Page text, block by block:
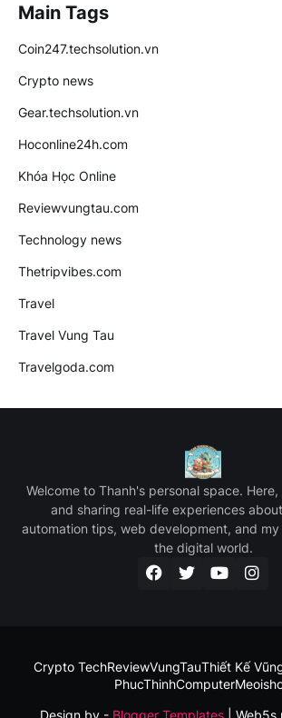
Main Tags
Coin247.techsolution.vn
Crypto news
Gear.techsolution.vn
Hoconline24h.com
Khóa Học Online
Reviewvungtau.com
Technology news
Thetripvibes.com
Travel
Travel Vung Tau
Travelgoda.com
Welcome to Thanh's personal space.
and sharing real-life experiences
automation tips, web development, and
the digital world.
Design by - Blogger Templates |
Crypto TechReviewVungTauThiết Kế
PhucThinhComputer